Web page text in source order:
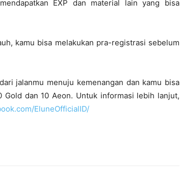
EXP dan material lain yang bisa
kamu bisa melakukan pra-registrasi sebelum
jalanmu menuju kemenangan dan kamu bisa
Gold dan 10 Aeon. Untuk informasi lebih lanjut,
EluneOfficialID/